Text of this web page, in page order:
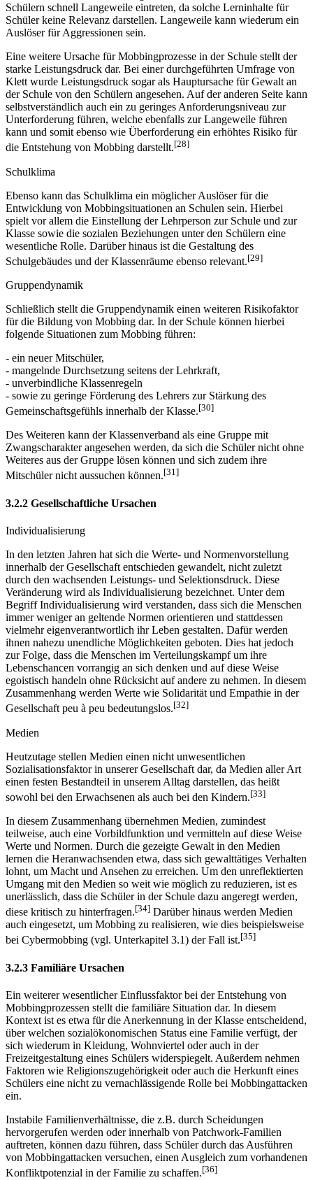
Schülern schnell Langeweile eintreten, da solche Lerninhalte für
Schüler keine Relevanz darstellen. Langeweile kann wiederum ein
Auslöser für Aggressionen sein.
Eine weitere Ursache für Mobbingprozesse in der Schule stellt der
starke Leistungsdruck dar. Bei einer durchgeführten Umfrage von
Klett wurde Leistungsdruck sogar als Hauptursache für Gewalt an
der Schule von den Schülern angesehen. Auf der anderen Seite kann
selbstverständlich auch ein zu geringes Anforderungsniveau zur
Unterforderung führen, welche ebenfalls zur Langeweile führen
kann und somit ebenso wie Überforderung ein erhöhtes Risiko für
die Entstehung von Mobbing darstellt.[28]
Schulklima
Ebenso kann das Schulklima ein möglicher Auslöser für die
Entwicklung von Mobbingsituationen an Schulen sein. Hierbei
spielt vor allem die Einstellung der Lehrperson zur Schule und zur
Klasse sowie die sozialen Beziehungen unter den Schülern eine
wesentliche Rolle. Darüber hinaus ist die Gestaltung des
Schulgebäudes und der Klassenräume ebenso relevant.[29]
Gruppendynamik
Schließlich stellt die Gruppendynamik einen weiteren Risikofaktor
für die Bildung von Mobbing dar. In der Schule können hierbei
folgende Situationen zum Mobbing führen:
- ein neuer Mitschüler,
- mangelnde Durchsetzung seitens der Lehrkraft,
- unverbindliche Klassenregeln
- sowie zu geringe Förderung des Lehrers zur Stärkung des
Gemeinschaftsgefühls innerhalb der Klasse.[30]
Des Weiteren kann der Klassenverband als eine Gruppe mit
Zwangscharakter angesehen werden, da sich die Schüler nicht ohne
Weiteres aus der Gruppe lösen können und sich zudem ihre
Mitschüler nicht aussuchen können.[31]
3.2.2 Gesellschaftliche Ursachen
Individualisierung
In den letzten Jahren hat sich die Werte- und Normenvorstellung
innerhalb der Gesellschaft entschieden gewandelt, nicht zuletzt
durch den wachsenden Leistungs- und Selektionsdruck. Diese
Veränderung wird als Individualisierung bezeichnet. Unter dem
Begriff Individualisierung wird verstanden, dass sich die Menschen
immer weniger an geltende Normen orientieren und stattdessen
vielmehr eigenverantwortlich ihr Leben gestalten. Dafür werden
ihnen nahezu unendliche Möglichkeiten geboten. Dies hat jedoch
zur Folge, dass die Menschen im Verteilungskampf um ihre
Lebenschancen vorrangig an sich denken und auf diese Weise
egoistisch handeln ohne Rücksicht auf andere zu nehmen. In diesem
Zusammenhang werden Werte wie Solidarität und Empathie in der
Gesellschaft peu à peu bedeutungslos.[32]
Medien
Heutzutage stellen Medien einen nicht unwesentlichen
Sozialisationsfaktor in unserer Gesellschaft dar, da Medien aller Art
einen festen Bestandteil in unserem Alltag darstellen, das heißt
sowohl bei den Erwachsenen als auch bei den Kindern.[33]
In diesem Zusammenhang übernehmen Medien, zumindest
teilweise, auch eine Vorbildfunktion und vermitteln auf diese Weise
Werte und Normen. Durch die gezeigte Gewalt in den Medien
lernen die Heranwachsenden etwa, dass sich gewalttätiges Verhalten
lohnt, um Macht und Ansehen zu erreichen. Um den unreflektierten
Umgang mit den Medien so weit wie möglich zu reduzieren, ist es
unerlässlich, dass die Schüler in der Schule dazu angeregt werden,
diese kritisch zu hinterfragen.[34] Darüber hinaus werden Medien
auch eingesetzt, um Mobbing zu realisieren, wie dies beispielsweise
bei Cybermobbing (vgl. Unterkapitel 3.1) der Fall ist.[35]
3.2.3 Familiäre Ursachen
Ein weiterer wesentlicher Einflussfaktor bei der Entstehung von
Mobbingprozessen stellt die familiäre Situation dar. In diesem
Kontext ist es etwa für die Anerkennung in der Klasse entscheidend,
über welchen sozialökonomischen Status eine Familie verfügt, der
sich wiederum in Kleidung, Wohnviertel oder auch in der
Freizeitgestaltung eines Schülers widerspiegelt. Außerdem nehmen
Faktoren wie Religionszugehörigkeit oder auch die Herkunft eines
Schülers eine nicht zu vernachlässigende Rolle bei Mobbingattacken
ein.
Instabile Familienverhältnisse, die z.B. durch Scheidungen
hervorgerufen werden oder innerhalb von Patchwork-Familien
auftreten, können dazu führen, dass Schüler durch das Ausführen
von Mobbingattacken versuchen, einen Ausgleich zum vorhandenen
Konfliktpotenzial in der Familie zu schaffen.[36]